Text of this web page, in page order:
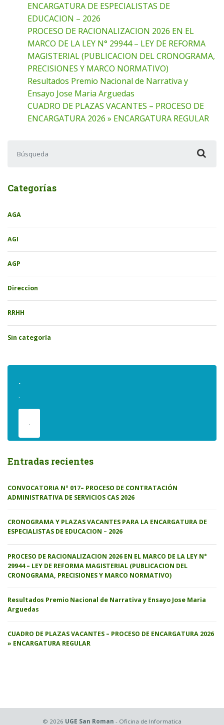
ENCARGATURA DE ESPECIALISTAS DE
EDUCACION – 2026
PROCESO DE RACIONALIZACION 2026 EN EL
MARCO DE LA LEY N° 29944 – LEY DE REFORMA
MAGISTERIAL (PUBLICACION DEL CRONOGRAMA,
PRECISIONES Y MARCO NORMATIVO)
Resultados Premio Nacional de Narrativa y
Ensayo Jose Maria Arguedas
CUADRO DE PLAZAS VACANTES – PROCESO DE
ENCARGATURA 2026 » ENCARGATURA REGULAR
Categorías
AGA
AGI
AGP
Direccion
RRHH
Sin categoría
.
.
.
Entradas recientes
CONVOCATORIA N° 017– PROCESO DE CONTRATACIÓN
ADMINISTRATIVA DE SERVICIOS CAS 2026
CRONOGRAMA Y PLAZAS VACANTES PARA LA ENCARGATURA DE
ESPECIALISTAS DE EDUCACION – 2026
PROCESO DE RACIONALIZACION 2026 EN EL MARCO DE LA LEY N°
29944 – LEY DE REFORMA MAGISTERIAL (PUBLICACION DEL
CRONOGRAMA, PRECISIONES Y MARCO NORMATIVO)
Resultados Premio Nacional de Narrativa y Ensayo Jose Maria
Arguedas
CUADRO DE PLAZAS VACANTES – PROCESO DE ENCARGATURA 2026
» ENCARGATURA REGULAR
© 2026 UGE San Roman - Oficina de Informatica